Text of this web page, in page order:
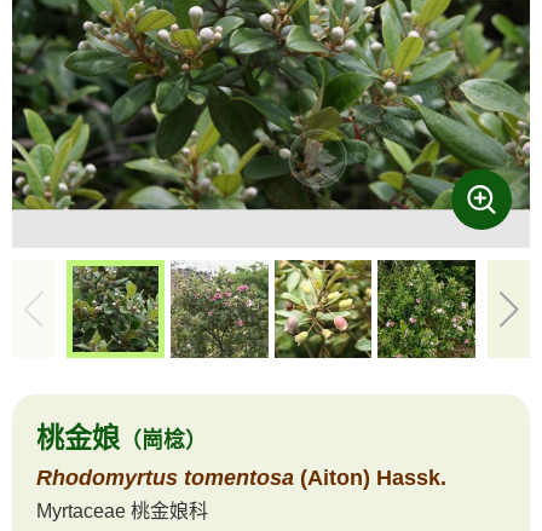
桃金娘 （崗棯）
Rhodomyrtus tomentosa (Aiton) Hassk.
Myrtaceae 桃金娘科